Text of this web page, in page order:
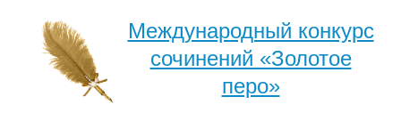
Международный конкурс
сочинений «Золотое
перо»